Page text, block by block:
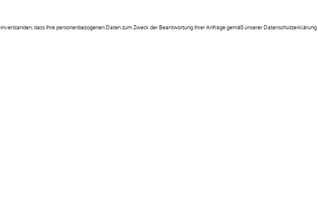
dass Ihre personenbezogenen Daten zum Zweck der Beantwortung Ihrer Anfrage gemäß unserer